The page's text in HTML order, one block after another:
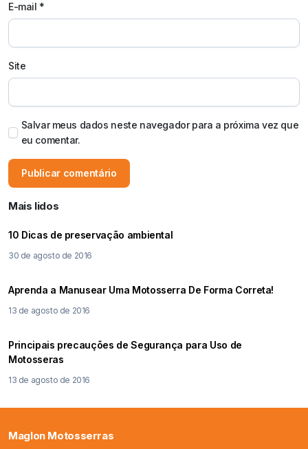
E-mail *
Site
Salvar meus dados neste navegador para a próxima vez que
eu comentar.
Mais lidos
10 Dicas de preservação ambiental
30 de agosto de 2016
Aprenda a Manusear Uma Motosserra De Forma Correta!
13 de agosto de 2016
Principais precauções de Segurança para Uso de
Motosseras
13 de agosto de 2016
Maglon Motosserras